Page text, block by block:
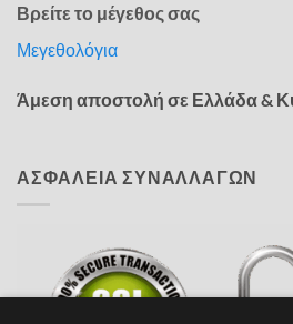
Βρείτε το μέγεθος σας
Μεγεθολόγια
Άμεση αποστολή σε Ελλάδα &
ΑΣΦΑΛΕΙΑ ΣΥΝΑΛΛΑΓΩΝ